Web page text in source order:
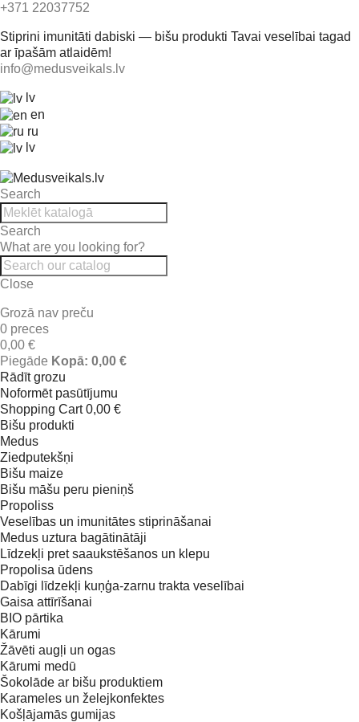
+371 22037752
Stiprini imunitāti dabiski — bišu produkti Tavai veselībai tagad
ar īpašām atlaidēm!
info@medusveikals.lv
lv
en
ru
lv
Search
Search
What are you looking for?
Close
Grozā nav preču
0 preces
0,00 €
Piegāde Kopā: 0,00 €
Rādīt grozu
Noformēt pasūtījumu
Shopping Cart 0,00 €
Bišu produkti
Medus
Ziedputekšņi
Bišu maize
Bišu māšu peru pieniņš
Propoliss
Veselības un imunitātes stiprināšanai
Medus uztura bagātinātāji
Līdzekļi pret saaukstēšanos un klepu
Propolisa ūdens
Dabīgi līdzekļi kuņģa-zarnu trakta veselībai
Gaisa attīrīšanai
BIO pārtika
Kārumi
Žāvēti augļi un ogas
Kārumi medū
Šokolāde ar bišu produktiem
Karameles un želejkonfektes
Košļājamās gumijas